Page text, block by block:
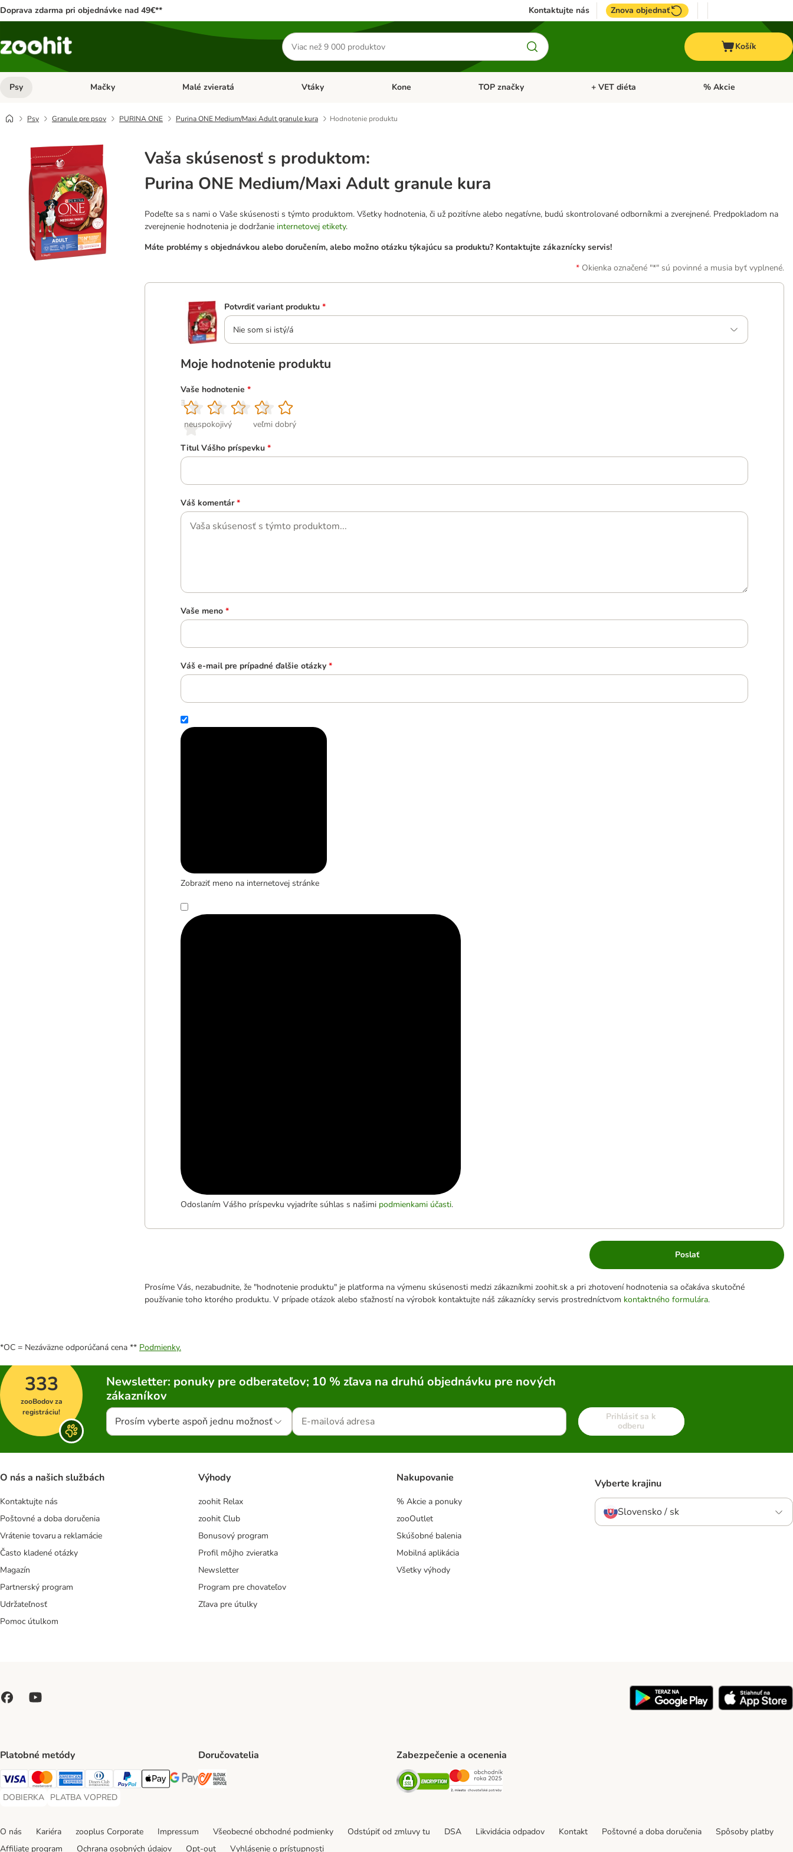
Doprava zdarma pri objednávke nad 49€** Kontaktujte nás Znova objednať
Hľadať
produkty
Košík
Psy Otvoriť menu: Psy
Mačky Otvoriť menu: Mačky
Malé zvieratá Otvoriť menu: Malé zvieratá
Vtáky Otvoriť menu: Vtáky
Kone Otvoriť menu: Kone
TOP značky Otvoriť menu: TOP značky
+ VET diéta Otvoriť menu: + VET diéta
% Akcie
Psy Granule pre psov PURINA ONE Purina ONE Medium/Maxi Adult granule kura Hodnotenie produktu
Vaša skúsenosť s produktom:
Purina ONE Medium/Maxi Adult granule kura
Podeľte sa s nami o Vaše skúsenosti s týmto produktom. Všetky hodnotenia, či už pozitívne alebo negatívne, budú skontrolované odborníkmi a zverejnené. Predpokladom na
zverejnenie hodnotenia je dodržanie internetovej etikety.
Máte problémy s objednávkou alebo doručením, alebo možno otázku týkajúcu sa produktu? Kontaktujte zákaznícky servis!
Okienka označené "*" sú povinné a musia byť vyplnené.
Potvrdiť variant produktu *
Nie som si istý/á
Moje hodnotenie produktu
Vaše hodnotenie *
1
neuspokojivý
2
3
4
5
veľmi dobrý
Titul Vášho príspevku *
Váš komentár *
Vaše meno *
Váš e-mail pre prípadné ďalšie otázky *
Zobraziť meno na internetovej stránke
Odoslaním Vášho príspevku vyjadríte súhlas s našimi podmienkami účasti.
Poslať
Prosíme Vás, nezabudnite, že "hodnotenie produktu" je platforma na výmenu skúsenosti medzi zákazníkmi zoohit.sk a pri zhotovení hodnotenia sa očakáva skutočné
používanie toho ktorého produktu. V prípade otázok alebo sťažností na výrobok kontaktujte náš zákaznícky servis prostredníctvom kontaktného formulára.
*OC = Nezáväzne odporúčaná cena ** Podmienky.
333
zooBodov za
registráciu!
Newsletter: ponuky pre odberateľov; 10 % zľava na druhú objednávku pre nových
zákazníkov
Prosím vyberte aspoň jednu možnosť
Prihlásiť sa k
odberu
O nás a našich službách
Kontaktujte nás
Poštovné a doba doručenia
Vrátenie tovaru a reklamácie
Často kladené otázky
Magazín
Partnerský program
Udržateľnosť
Pomoc útulkom
Výhody
zoohit Relax
zoohit Club
Bonusový program
Profil môjho zvieratka
Newsletter
Program pre chovateľov
Zľava pre útulky
Nakupovanie
% Akcie a ponuky
zooOutlet
Skúšobné balenia
Mobilná aplikácia
Všetky výhody
Vyberte krajinu
Slovensko / sk
Platobné metódy
Visa Payment Method
Mastercard Payment Method
American Express Payment Method
Diners Club Payment Method
PayPal Payment Method
Apple Pay Payment Method
Google Pay Payment Method
DOBIERKA
DOBIERKA Payment Method
PLATBA VOPRED
PLATBA VOPRED Payment Method
Doručovatelia Zabezpečenie a ocenenia
Security Security
O nás Kariéra zooplus Corporate Impressum Všeobecné obchodné podmienky Odstúpiť od zmluvy tu DSA Likvidácia odpadov Kontakt Poštovné a doba doručenia
Spôsoby platby
Affiliate program
Ochrana osobných údajov Opt-out Vyhlásenie o prístupnosti